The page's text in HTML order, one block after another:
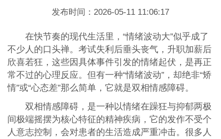
发布时间：2026-05-11 11:06:17
在快节奏的现代生活里，“情绪波动大”似乎成了
不少人的口头禅。考试失利后垂头丧气，升职加薪后
欣喜若狂，这些因具体事件引发的情绪起伏，是再正
常不过的心理反应。但有一种“情绪波动”，却绝非“矫
情”或“心态差”那么简单，它就是双相情感障碍。
双相情感障碍，是一种以情绪在躁狂与抑郁两极
间极端摇摆为核心特征的精神疾病，它的发作不受个
人意志控制，会对患者的生活造成严重冲击。很多人